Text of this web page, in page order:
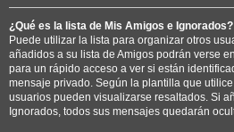
¿Qué es la lista de Mis Amigos e Ignorados?
Puede utilizar la lista para organizar otros
añadidos a su lista de Amigos podrán verse
para un rápido acceso a ver si están
mensaje privado. Según la plantilla que
usuarios pueden visualizarse resaltados. Si
Ignorados, todos sus mensajes quedarán